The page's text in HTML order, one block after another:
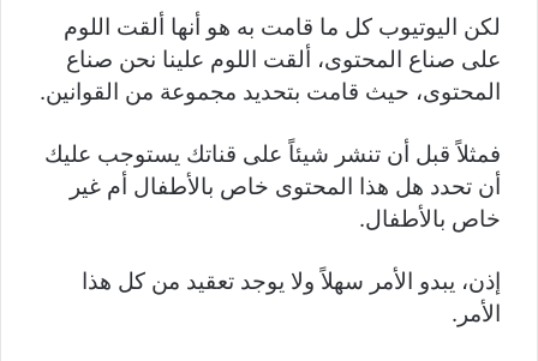
لكن اليوتيوب كل ما قامت به هو أنها ألقت اللوم
على صناع المحتوى، ألقت اللوم علينا نحن صناع
المحتوى، حيث قامت بتحديد مجموعة من القوانين.
فمثلاً قبل أن تنشر شيئاً على قناتك يستوجب عليك
أن تحدد هل هذا المحتوى خاص بالأطفال أم غير
خاص بالأطفال.
إذن، يبدو الأمر سهلاً ولا يوجد تعقيد من كل هذا
الأمر.